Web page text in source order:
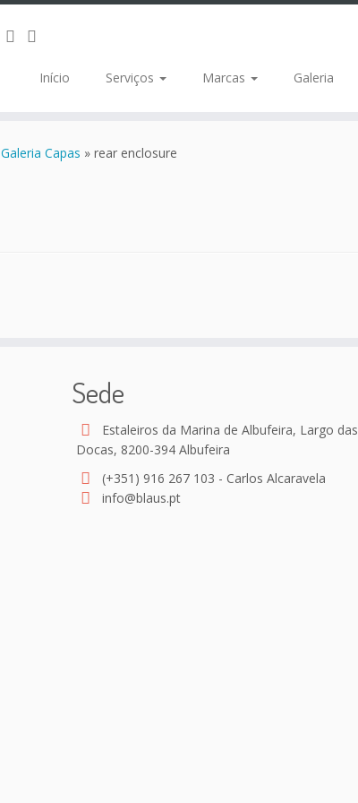
Início Serviços Marcas Galeria
Galeria Capas » rear enclosure
Sede
Estaleiros da Marina de Albufeira, Largo das
Docas, 8200-394 Albufeira
(+351) 916 267 103 - Carlos Alcaravela
info@blaus.pt